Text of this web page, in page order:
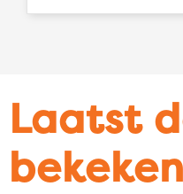
Laatst
bekeken